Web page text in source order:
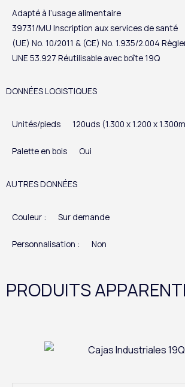
Adapté à l’usage alimentaire
39731/MU Inscription aux services de santé
(UE) No. 10/2011 & (CE) No. 1.935/2.004
UNE 53.927 Réutilisable avec boîte 19Q
DONNÉES LOGISTIQUES
Unités/pieds 120uds (1.300 x 1.200 x
Palette en bois Oui
AUTRES DONNÉES
Couleur : Sur demande
Personnalisation : Non
PRODUITS